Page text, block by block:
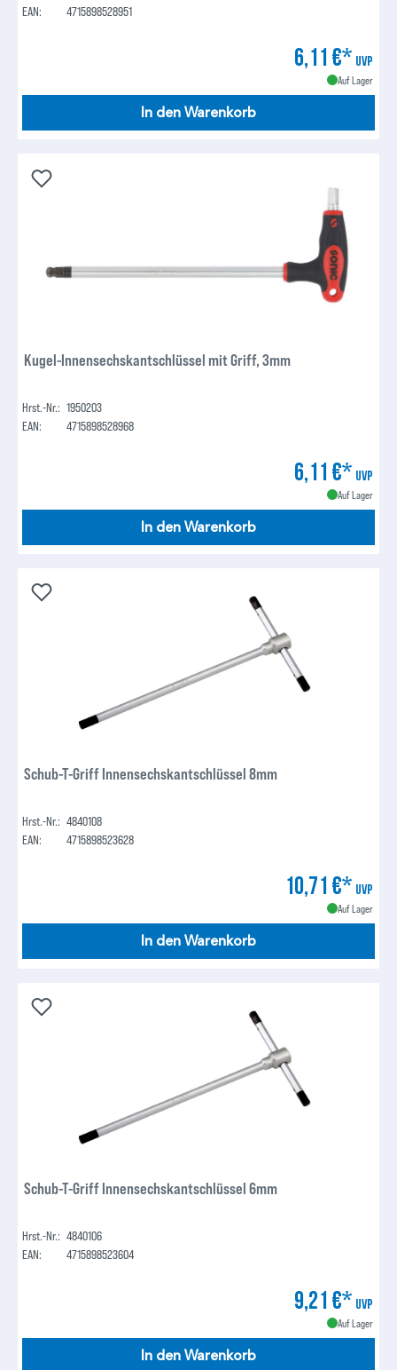
EAN:
4715898528951
6,11 €* UVP
Auf Lager
In den Warenkorb
Kugel-Innensechskantschlüssel mit Griff, 3mm
Hrst.-Nr.: 1950203
EAN:
4715898528968
6,11 €* UVP
Auf Lager
In den Warenkorb
Schub-T-Griff Innensechskantschlüssel 8mm
Hrst.-Nr.: 4840108
EAN:
4715898523628
10,71 €* UVP
Auf Lager
In den Warenkorb
Schub-T-Griff Innensechskantschlüssel 6mm
Hrst.-Nr.: 4840106
EAN:
4715898523604
9,21 €* UVP
Auf Lager
In den Warenkorb